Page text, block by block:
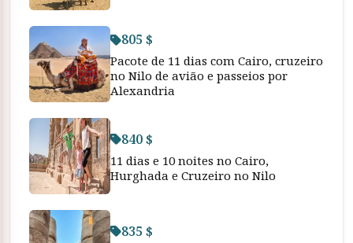
805 $
Pacote de 11 dias com Cairo, cruzeiro
no Nilo de avião e passeios por
Alexandria
840 $
11 dias e 10 noites no Cairo,
Hurghada e Cruzeiro no Nilo
835 $